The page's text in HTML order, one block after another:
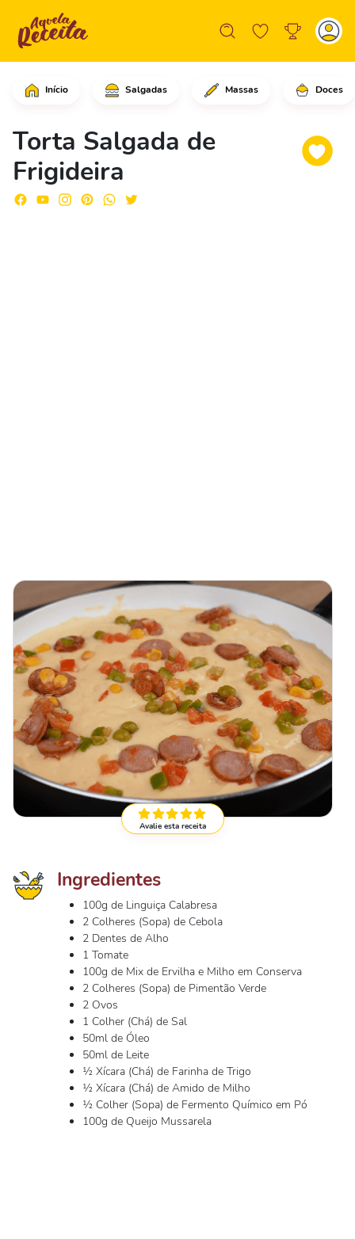
Início Salgadas Massas Doces
Torta Salgada de
Frigideira
Em uma frigideira, comece
Avalie esta receita
Ingredientes
100g de Linguiça Calabresa
2 Colheres (Sopa) de Cebola
2 Dentes de Alho
1 Tomate
100g de Mix de Ervilha e Milho em Conserva
2 Colheres (Sopa) de Pimentão Verde
2 Ovos
1 Colher (Chá) de Sal
50ml de Óleo
50ml de Leite
½ Xícara (Chá) de Farinha de Trigo
½ Xícara (Chá) de Amido de Milho
½ Colher (Sopa) de Fermento Químico em Pó
100g de Queijo Mussarela